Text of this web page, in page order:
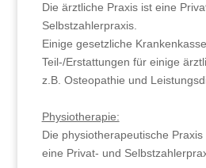
Die ärztliche Praxis ist eine
Selbstzahlerpraxis.
Einige gesetzliche
Teil-/Erstattungen für einige
z.B. Osteopathie und
Physiotherapie:
Die physiotherapeutische
eine Privat- und